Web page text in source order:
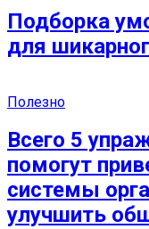
Подборка
для
Полезно
Всего 5
помогут
системы
улучшить